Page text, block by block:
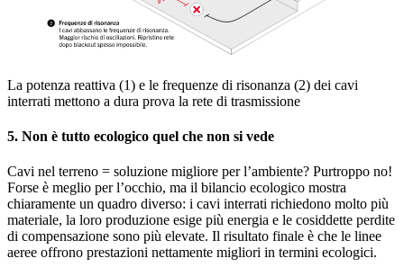
La potenza reattiva (1) e le frequenze di risonanza (2) dei cavi
interrati mettono a dura prova la rete di trasmissione
5. Non è tutto ecologico quel che non si vede
Cavi nel terreno = soluzione migliore per l’ambiente? Purtroppo no!
Forse è meglio per l’occhio, ma il bilancio ecologico mostra
chiaramente un quadro diverso: i cavi interrati richiedono molto più
materiale, la loro produzione esige più energia e le cosiddette perdite
di compensazione sono più elevate. Il risultato finale è che le linee
aeree offrono prestazioni nettamente migliori in termini ecologici.